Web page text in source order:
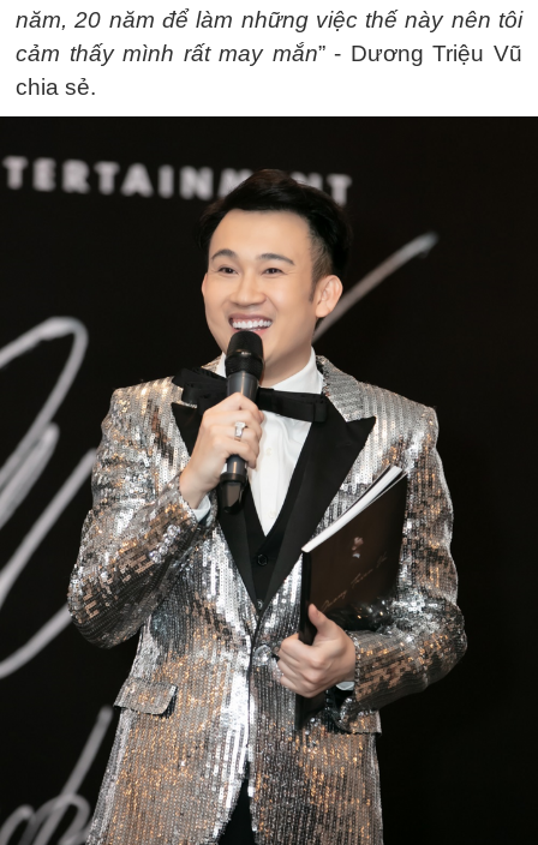
năm, 20 năm để làm những việc thế này nên tôi
cảm thấy mình rất may mắn” - Dương Triệu Vũ
chia sẻ.